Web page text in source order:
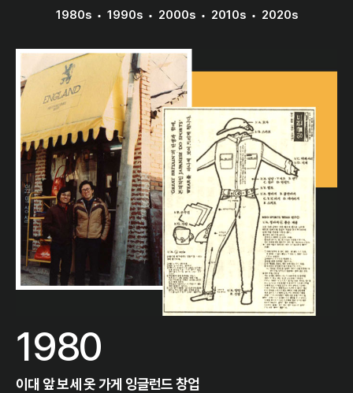
1980s 1990s 2000s 2010s 2020s
1980
이대 앞 보세 옷 가게 잉글런드 창업